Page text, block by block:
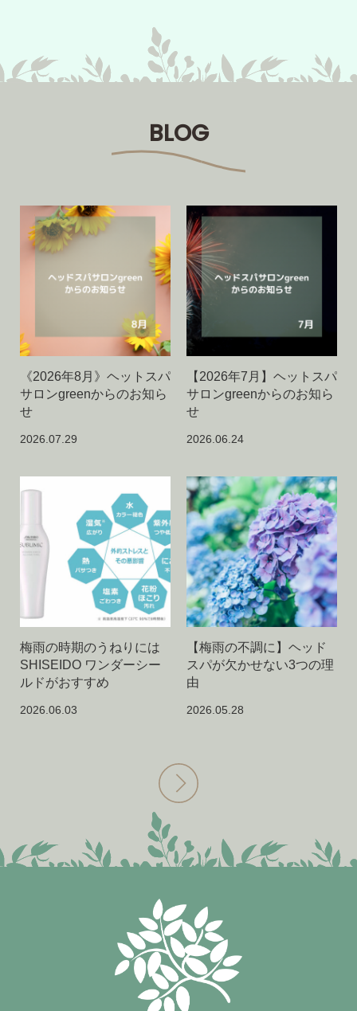
BLOG
《2026年8月》ヘットスパ
サロンgreenからのお知ら
せ
2026.07.29
【2026年7月】ヘットスパ
サロンgreenからのお知ら
せ
2026.06.24
梅雨の時期のうねりには
SHISEIDO ワンダーシー
ルドがおすすめ
2026.06.03
【梅雨の不調に】ヘッド
スパが欠かせない3つの理
由
2026.05.28